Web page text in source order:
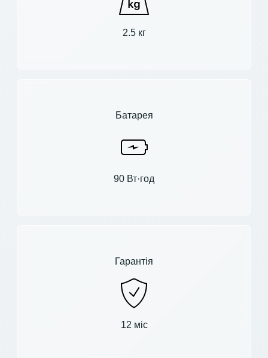
2.5 кг
Батарея
90 Вт·год
Гарантія
12 міс